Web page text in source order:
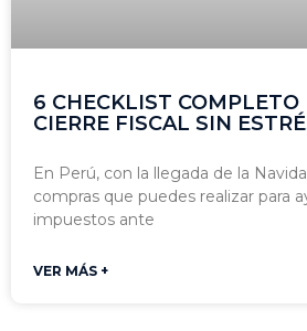
6 CHECKLIST COMPLETO
CIERRE FISCAL SIN
En Perú, con la llegada de la
compras que puedes realizar para
impuestos ante
VER MÁS +